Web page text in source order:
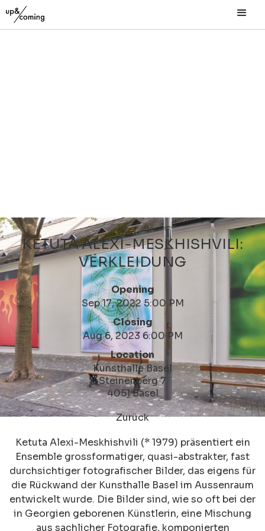
KETUTA ALEXI-MESKHISHVILI:
VERKLEIDUNG
Opening
Sep 17, 2022 5:00 PM
Closing
Aug 6, 2023 6:00 PM
Location
Kunsthalle Basel
Steinenberg 7
4051 Basel
Zurück
Ketuta Alexi-Meskhishvili (* 1979) präsentiert ein
Ensemble grossformatiger, quasi-abstrakter, fast
durchsichtiger fotografischer Bilder, das eigens für
die Rückwand der Kunsthalle Basel im Aussenraum
entwickelt wurde. Die Bilder sind, wie so oft bei der
in Georgien geborenen Künstlerin, eine Mischung
aus sachlicher Fotografie, komponierten